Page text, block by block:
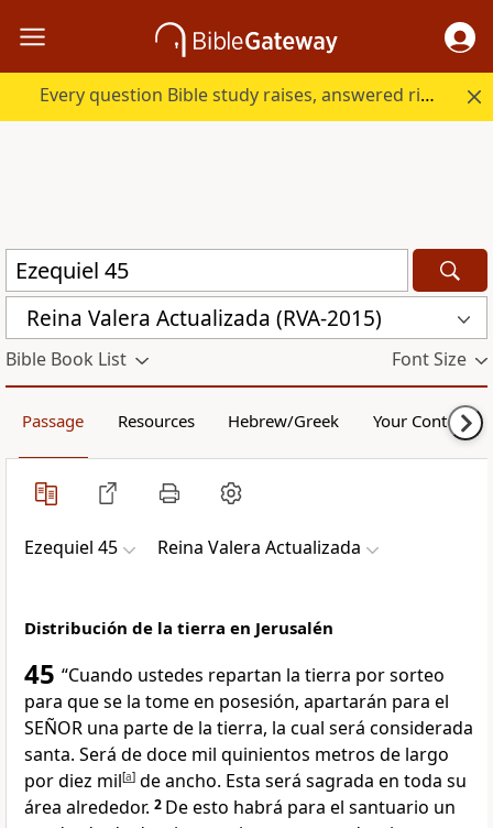
Every question Bible study raises, answered right here.
Reina Valera Actualizada (RVA-2015)
Bible Book List Font Size
Passage Resources Hebrew/Greek Your Content
Ezequiel 45 Reina Valera Actualizada
Distribución de la tierra en Jerusalén
45 “Cuando ustedes repartan la tierra por sorteo
para que se la tome en posesión, apartarán para el
SEÑOR una parte de la tierra, la cual será considerada
santa. Será de doce mil quinientos metros de largo
por diez mil[a] de ancho. Esta será sagrada en toda su
área alrededor. 2 De esto habrá para el santuario un